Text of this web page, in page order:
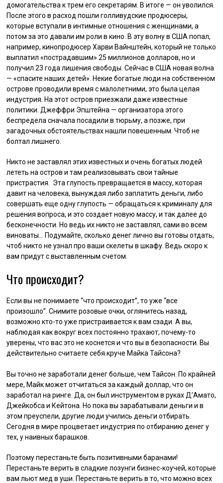
домогательства к трем его секретарям. В итоге — он уволился.
После этого в расход пошли голливудские продюсеры,
которые вступали в интимные отношения с женщинами, а
потом за это давали им роли в кино. В эту волну в США попал,
например, кинопродюсер Харви Вайнштейн, который не только
выплатил «пострадавшим» 25 миллионов долларов, но и
получил 23 года лишения свободы. Сейчас в США новая волна
— «спасите наших детей». Некие богатые люди на собственном
острове проводили время с малолетними, это была целая
индустрия. На этот остров приезжали даже известные
политики. Джеффри Эпштейна — организатора этого
беспредела сначала посадили в тюрьму, а позже, при
загадочных обстоятельствах нашли повешенным. Чтоб не
болтал лишнего.
Никто не заставлял этих известных и очень богатых людей
лететь на остров и там реализовывать свои тайные
пристрастия. Эта глупость превращается в массу, которая
давит на человека, вынуждая либо заплатить деньги, либо
совершать еще одну глупость — обращаться к криминалу для
решения вопроса, и это создает новую массу, и так далее до
бесконечности. Но ведь их никто не заставлял, сами во всем
виноваты… Подумайте, сколько денег лично вы готовы отдать,
чтоб никто не узнал про ваши скелеты в шкафу. Ведь скоро к
вам придут с выставленным счетом.
Что происходит?
Если вы не понимаете “что происходит”, то уже “все
произошло”. Снимите розовые очки, оглянитесь назад,
возможно кто-то уже пристраивается к вам сзади. А вы,
наблюдая как вокруг всех постоянно трахают, почему-то
уверены, что вас это не коснется и что вы в безопасности. Вы
действительно считаете себя круче Майка Тайсона?
Вы точно не заработали денег больше, чем Тайсон. По крайней
мере, Майк может отчитаться за каждый доллар, что он
заработал на ринге. Да, он был инструментом в руках Д’Амато,
Джейкобса и Кейтона. Но пока вы зарабатывали деньги и в
этом преуспели, другие люди учились деньги отбирать.
Сегодня в мире процветает индустрия по отбиранию денег у
тех, у наивных барашков.
Поэтому перестаньте быть позитивными баранами!
Перестаньте верить в сладкие лозунги бизнес-коучей, которые
вам льют мед в уши. Перестаньте верить в то, что можно всех